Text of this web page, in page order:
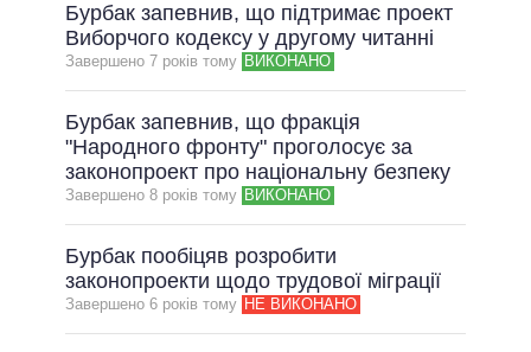
Бурбак запевнив, що підтримає проект
Виборчого кодексу у другому читанні
Завершено 7 рокiв тому ВИКОНАНО
Бурбак запевнив, що фракція
"Народного фронту" проголосує за
законопроект про національну безпеку
Завершено 8 рокiв тому ВИКОНАНО
Бурбак пообіцяв розробити
законопроекти щодо трудової міграції
Завершено 6 рокiв тому НЕ ВИКОНАНО